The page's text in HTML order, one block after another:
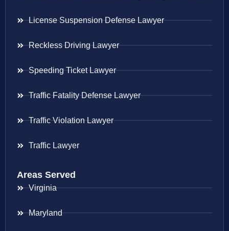
License Suspension Defense Lawyer
Reckless Driving Lawyer
Speeding Ticket Lawyer
Traffic Fatality Defense Lawyer
Traffic Violation Lawyer
Traffic Lawyer
Areas Served
Virginia
Maryland